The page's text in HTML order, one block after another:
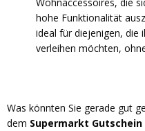
hohe Funktionalität
ideal für diejenigen, die
verleihen möchten,
Was könnten Sie gerade gut
dem Supermarkt Gutschein